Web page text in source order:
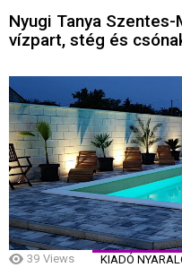
Nyugi Tanya
vízpart, stég és
39 Views KIADÓ